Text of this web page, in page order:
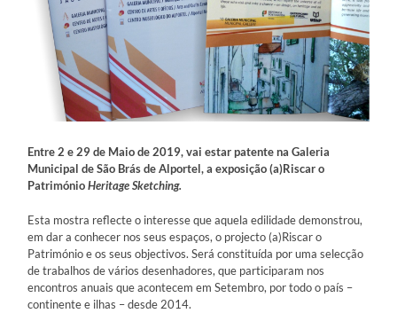
Entre 2 e 29 de Maio de 2019, vai estar patente na Galeria
Municipal de São Brás de Alportel, a exposição (a)Riscar o
PatrimónioHeritage Sketching.
Esta mostra reflecte o interesse que aquela edilidade demonstrou,
em dar a conhecer nos seus espaços, o projecto (a)Riscar o
Património e os seus objectivos. Será constituída por uma selecção
de trabalhos de vários desenhadores, que participaram nos
encontros anuais que acontecem em Setembro, por todo o país –
continente e ilhas – desde 2014.